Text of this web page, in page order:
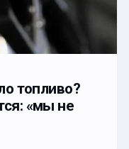
топливо?
«мы не